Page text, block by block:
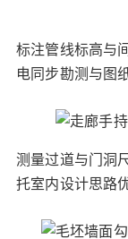
标注管线标高与
电同步勘测与图
测量过道与门洞
托室内设计思路